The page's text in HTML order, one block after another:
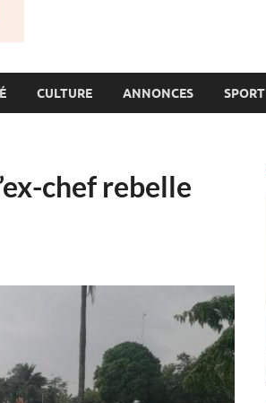
CULTURE ANNONCES SPORT
chef rebelle